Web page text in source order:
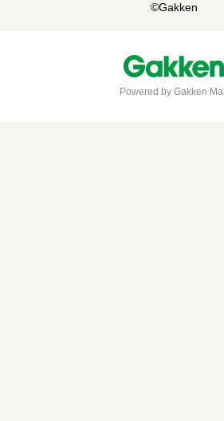
©Gakken
Powered by Gakken Mall